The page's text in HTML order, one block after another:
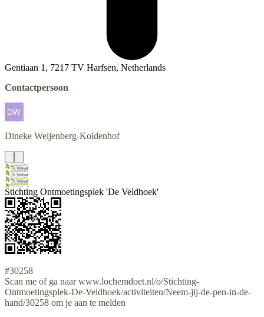
Gentiaan 1, 7217 TV Harfsen, Netherlands
Contactpersoon
Dineke Weijenberg-Koldenhof
Stichting Ontmoetingsplek 'De Veldhoek'
#30258
Scan me of ga naar www.lochemdoet.nl/o/Stichting-
Ontmoetingsplek-De-Veldhoek/activiteiten/Neem-jij-de-pen-in-de-
hand/30258 om je aan te melden